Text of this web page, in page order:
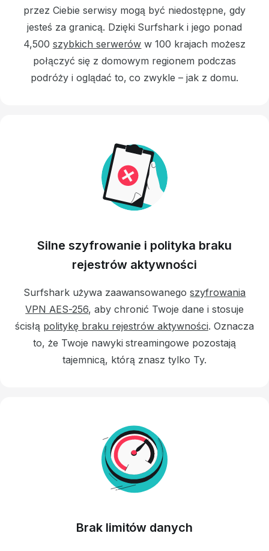
przez Ciebie serwisy mogą być niedostępne, gdy
jesteś za granicą. Dzięki Surfshark i jego ponad
4,500 szybkich serwerów w 100 krajach możesz
połączyć się z domowym regionem podczas
podróży i oglądać to, co zwykle – jak z domu.
Silne szyfrowanie i polityka braku
rejestrów aktywności
Surfshark używa zaawansowanegoszyfrowania
VPN AES-256, aby chronić Twoje dane i stosuje
ścisłą politykę braku rejestrów aktywności. Oznacza
to, że Twoje nawyki streamingowe pozostają
tajemnicą, którą znasz tylko Ty.
Brak limitów danych